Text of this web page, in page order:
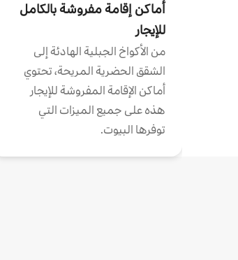
أماكن إقامة مفروشة بالكامل
للإيجار
من الأكواخ الجبلية الهادئة إلى
الشقق الحضرية المريحة، تحتوي
أماكن الإقامة المفروشة للإيجار
هذه على جميع الميزات التي
توفرها البيوت.